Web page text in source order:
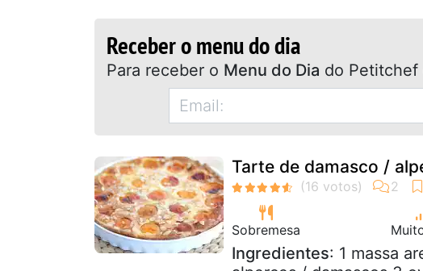
Receber o menu do dia
Para receber o Menu do Dia do Petitchef
Tarte de damasco /
Sobremesa
Ingredientes: 1 massa